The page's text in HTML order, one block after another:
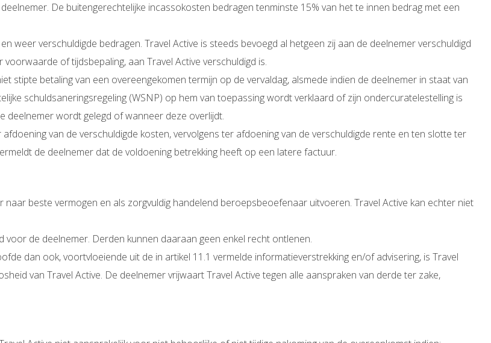
De buitengerechtelijke incassokosten bedragen tenminste 15% van het te innen bedrag met een
weer verschuldigde bedragen. Travel Active is steeds bevoegd al hetgeen zij aan de deelnemer verschuldigd
of tijdsbepaling, aan Travel Active verschuldigd is.
stipte betaling van een overeengekomen termijn op de vervaldag, alsmede indien de deelnemer in staat van
schuldsaneringsregeling (WSNP) op hem van toepassing wordt verklaard of zijn ondercuratelestelling is
deelnemer wordt gelegd of wanneer deze overlijdt.
van de verschuldigde kosten, vervolgens ter afdoening van de verschuldigde rente en ten slotte ter
de deelnemer dat de voldoening betrekking heeft op een latere factuur.
beste vermogen en als zorgvuldig handelend beroepsbeoefenaar uitvoeren. Travel Active kan echter niet
de deelnemer. Derden kunnen daaraan geen enkel recht ontlenen.
dan ook, voortvloeiende uit de in artikel 11.1 vermelde informatieverstrekking en/of advisering, is Travel
van Travel Active. De deelnemer vrijwaart Travel Active tegen alle aanspraken van derde ter zake,